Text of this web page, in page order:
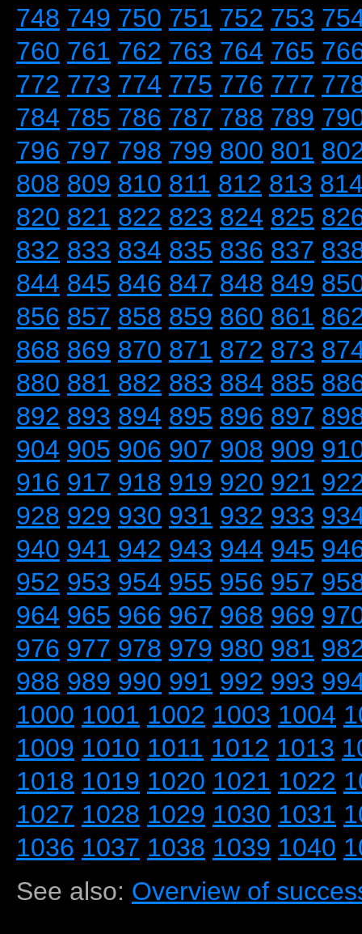
748 749 750 751 752 753
760 761 762 763 764 765
772 773 774 775 776 777
784 785 786 787 788 789
796 797 798 799 800 801
808 809 810 811 812 813
820 821 822 823 824 825
832 833 834 835 836 837
844 845 846 847 848 849
856 857 858 859 860 861
868 869 870 871 872 873
880 881 882 883 884 885
892 893 894 895 896 897
904 905 906 907 908 909
916 917 918 919 920 921
928 929 930 931 932 933
940 941 942 943 944 945
952 953 954 955 956 957
964 965 966 967 968 969
976 977 978 979 980 981
988 989 990 991 992 993
1000 1001 1002 1003 1004
1009 1010 1011 1012 1013
1018 1019 1020 1021 1022
1027 1028 1029 1030 1031
1036 1037 1038 1039 1040
See also: Overview of